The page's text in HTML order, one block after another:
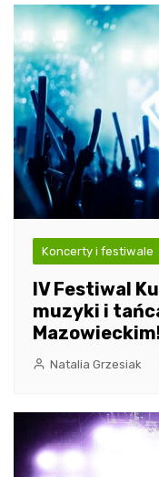
Koncerty i festiwale
IV Festiwal
muzyki i
Natalia Grzesiak